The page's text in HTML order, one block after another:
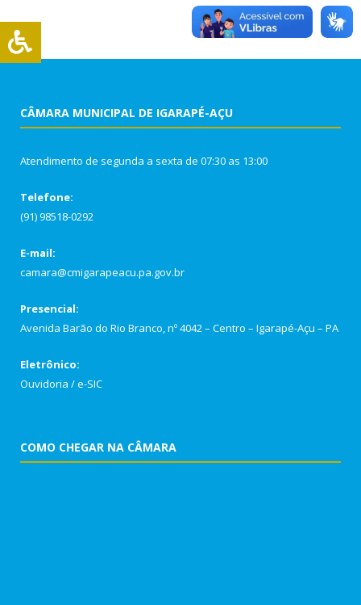
CÂMARA MUNICIPAL DE IGARAPÉ-AÇU
Atendimento de segunda a sexta de 07:30 as 13:00
Telefone:
(91) 98518-0292
E-mail:
camara@cmigarapeacu.pa.gov.br
Presencial:
Avenida Barão do Rio Branco, nº 4042 – Centro – Igarapé-Açu – PA
Eletrônico:
Ouvidoria /e-SIC
COMO CHEGAR NA CÂMARA